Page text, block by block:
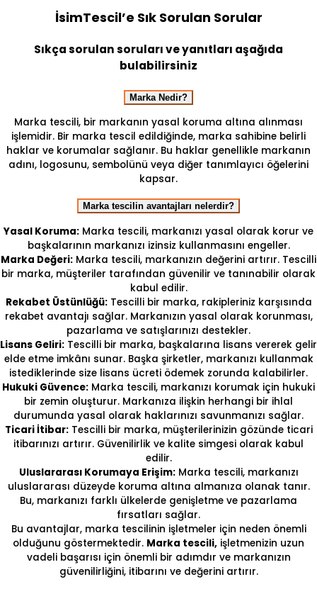
İsimTescil’e Sık Sorulan Sorular
Sıkça sorulan soruları ve yanıtları aşağıda
bulabilirsiniz
Marka Nedir?
Marka tescili, bir markanın yasal koruma altına alınması
işlemidir. Bir marka tescil edildiğinde, marka sahibine belirli
haklar ve korumalar sağlanır. Bu haklar genellikle markanın
adını, logosunu, sembolünü veya diğer tanımlayıcı öğelerini
kapsar.
Marka tescilin avantajları nelerdir?
Yasal Koruma: Marka tescili, markanızı yasal olarak korur ve
başkalarının markanızı izinsiz kullanmasını engeller.
Marka Değeri: Marka tescili, markanızın değerini artırır. Tescilli
bir marka, müşteriler tarafından güvenilir ve tanınabilir olarak
kabul edilir.
Rekabet Üstünlüğü:Tescilli bir marka, rakipleriniz karşısında
rekabet avantajı sağlar. Markanızın yasal olarak korunması,
pazarlama ve satışlarınızı destekler.
Lisans Geliri: Tescilli bir marka, başkalarına lisans vererek gelir
elde etme imkânı sunar. Başka şirketler, markanızı kullanmak
istediklerinde size lisans ücreti ödemek zorunda kalabilirler.
Hukuki Güvence: Marka tescili, markanızı korumak için hukuki
bir zemin oluşturur. Markanıza ilişkin herhangi bir ihlal
durumunda yasal olarak haklarınızı savunmanızı sağlar.
Ticari İtibar:Tescilli bir marka, müşterilerinizin gözünde ticari
itibarınızı artırır. Güvenilirlik ve kalite simgesi olarak kabul
edilir.
Uluslararası Korumaya Erişim:Marka tescili, markanızı
uluslararası düzeyde koruma altına almanıza olanak tanır.
Bu, markanızı farklı ülkelerde genişletme ve pazarlama
fırsatları sağlar.
Bu avantajlar, marka tescilinin işletmeler için neden önemli
olduğunu göstermektedir. Marka tescili, işletmenizin uzun
vadeli başarısı için önemli bir adımdır ve markanızın
güvenilirliğini, itibarını ve değerini artırır.